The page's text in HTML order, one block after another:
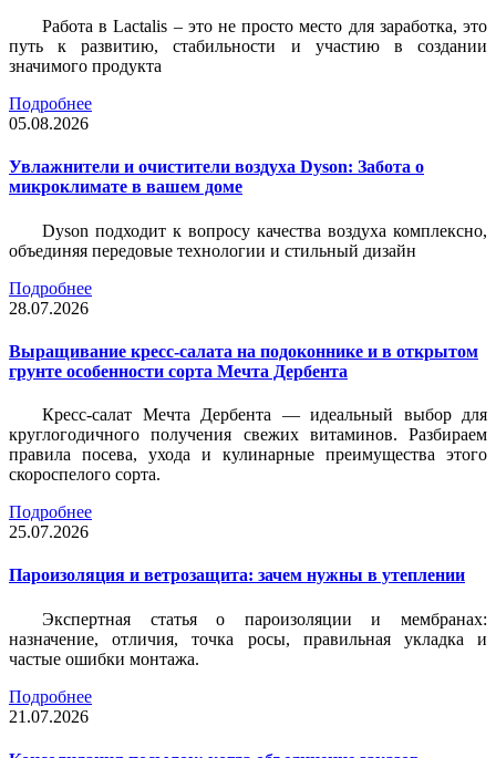
Работа в Lactalis – это не просто место для заработка, это
путь к развитию, стабильности и участию в создании
значимого продукта
Подробнее
05.08.2026
Увлажнители и очистители воздуха Dyson: Забота о
микроклимате в вашем доме
Dyson подходит к вопросу качества воздуха комплексно,
объединяя передовые технологии и стильный дизайн
Подробнее
28.07.2026
Выращивание кресс-салата на подоконнике и в открытом
грунте особенности сорта Мечта Дербента
Кресс-салат Мечта Дербента — идеальный выбор для
круглогодичного получения свежих витаминов. Разбираем
правила посева, ухода и кулинарные преимущества этого
скороспелого сорта.
Подробнее
25.07.2026
Пароизоляция и ветрозащита: зачем нужны в утеплении
Экспертная статья о пароизоляции и мембранах:
назначение, отличия, точка росы, правильная укладка и
частые ошибки монтажа.
Подробнее
21.07.2026